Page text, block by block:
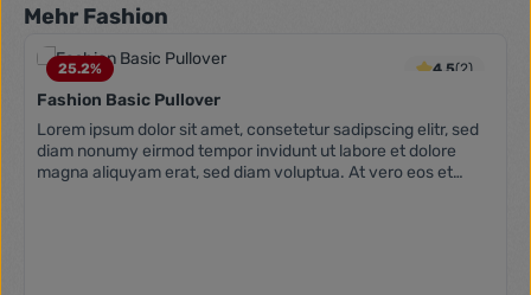
Produktgalerie überspringen
Mehr Fashion
25.2% 4.5(2)
Fashion Basic Pullover
Lorem ipsum dolor sit amet, consetetur sadipscing elitr, sed
diam nonumy eirmod tempor invidunt ut labore et dolore
magna aliquyam erat, sed diam voluptua. At vero eos et